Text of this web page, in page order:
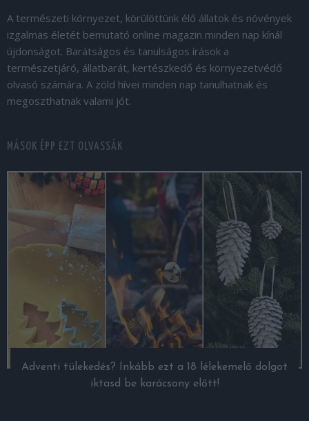
A természeti környezet, körülöttünk élő állatok és növények
izgalmas életét bemutató online magazin minden nap kínál
újdonságot. Barátságos és tanulságos írások a
természetjáró, állatbarát, kertészkedő és környezetvédő
olvasó számára. A zöld hívei minden nap tanulhatnak és
megoszthatnak valami jót.
MÁSOK ÉPP EZT OLVASSÁK
Adventi tülekedés? Inkább ezt a 18 lélekemelő dolgot
iktasd be karácsony előtt!